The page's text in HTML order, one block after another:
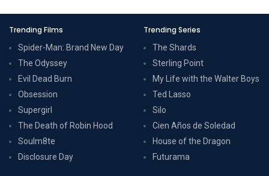
Trending Films
Spider-Man: Brand New Day
The Odyssey
Evil Dead Burn
Obsession
Supergirl
The Death of Robin Hood
Soulm8te
Disclosure Day
Trending Series
The Shards
Sterling Point
My Life with the Walter Boys
Ted Lasso
Silo
Cien Años de Soledad
House of the Dragon
Futurama